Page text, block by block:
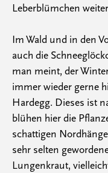
Leberblümchen
Im Wald und in den
auch die
man meint, der
immer wieder gerne
Hardegg. Dieses ist
blühen hier die
schattigen
sehr selten
Lungenkraut,